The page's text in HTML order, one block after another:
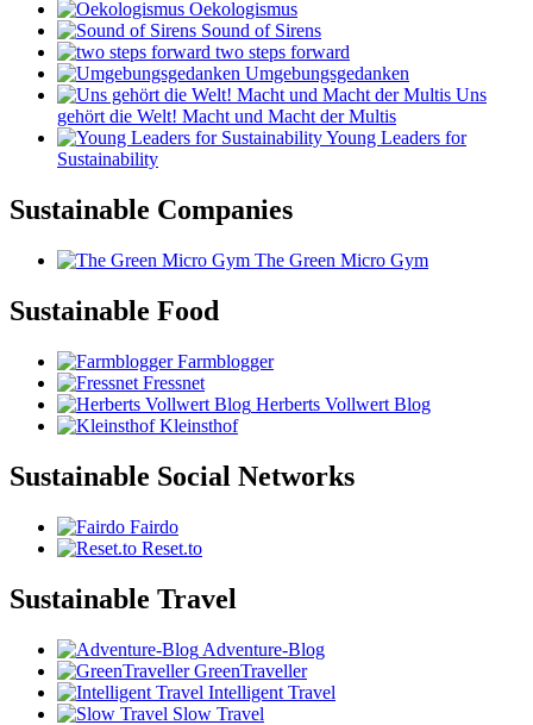
Oekologismus
Sound of Sirens
two steps forward
Umgebungsgedanken
Uns
gehört die Welt! Macht und Macht der Multis
Young Leaders for
Sustainability
Sustainable Companies
The Green Micro Gym
Sustainable Food
Farmblogger
Fressnet
Herberts Vollwert Blog
Kleinsthof
Sustainable Social Networks
Fairdo
Reset.to
Sustainable Travel
Adventure-Blog
GreenTraveller
Intelligent Travel
Slow Travel